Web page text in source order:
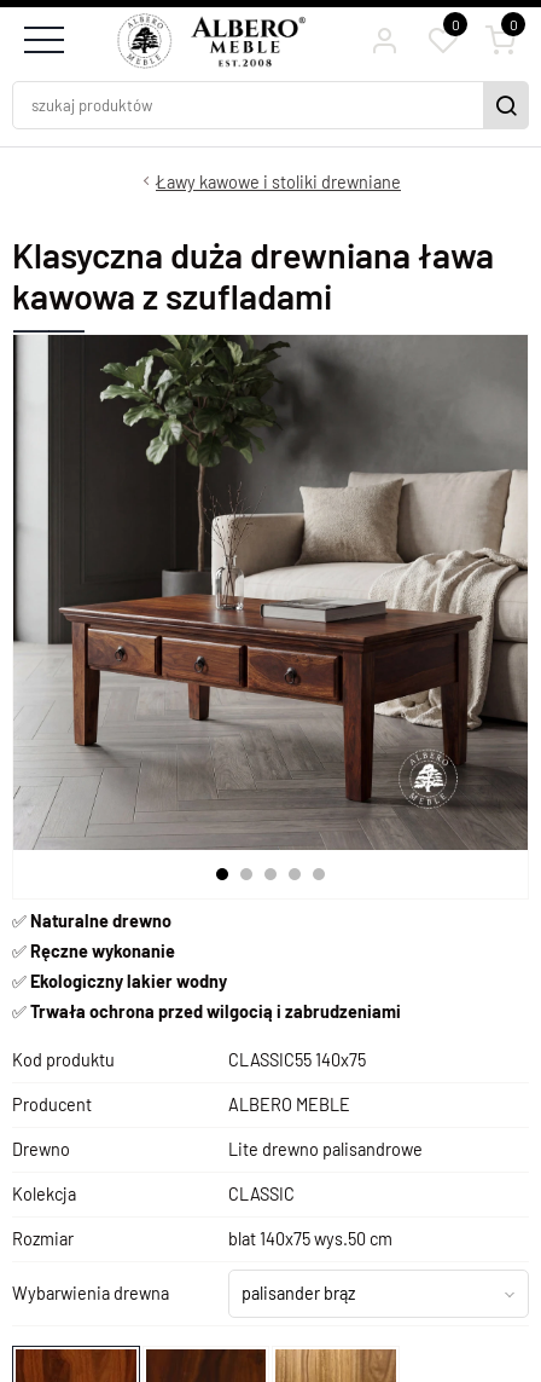
0 0
Ławy kawowe i stoliki drewniane
Klasyczna duża drewniana ława
kawowa z szufladami
✅Naturalne drewno
✅Ręczne wykonanie
✅Ekologiczny lakier wodny
✅Trwała ochrona przed wilgocią i zabrudzeniami
Kod produktu CLASSIC55 140x75
Producent ALBERO MEBLE
Drewno Lite drewno palisandrowe
Kolekcja CLASSIC
Rozmiar blat 140x75 wys.50 cm
Wybarwienia drewna palisander brąz